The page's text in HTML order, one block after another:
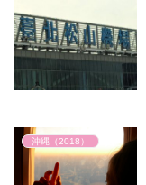
沖縄（2018）